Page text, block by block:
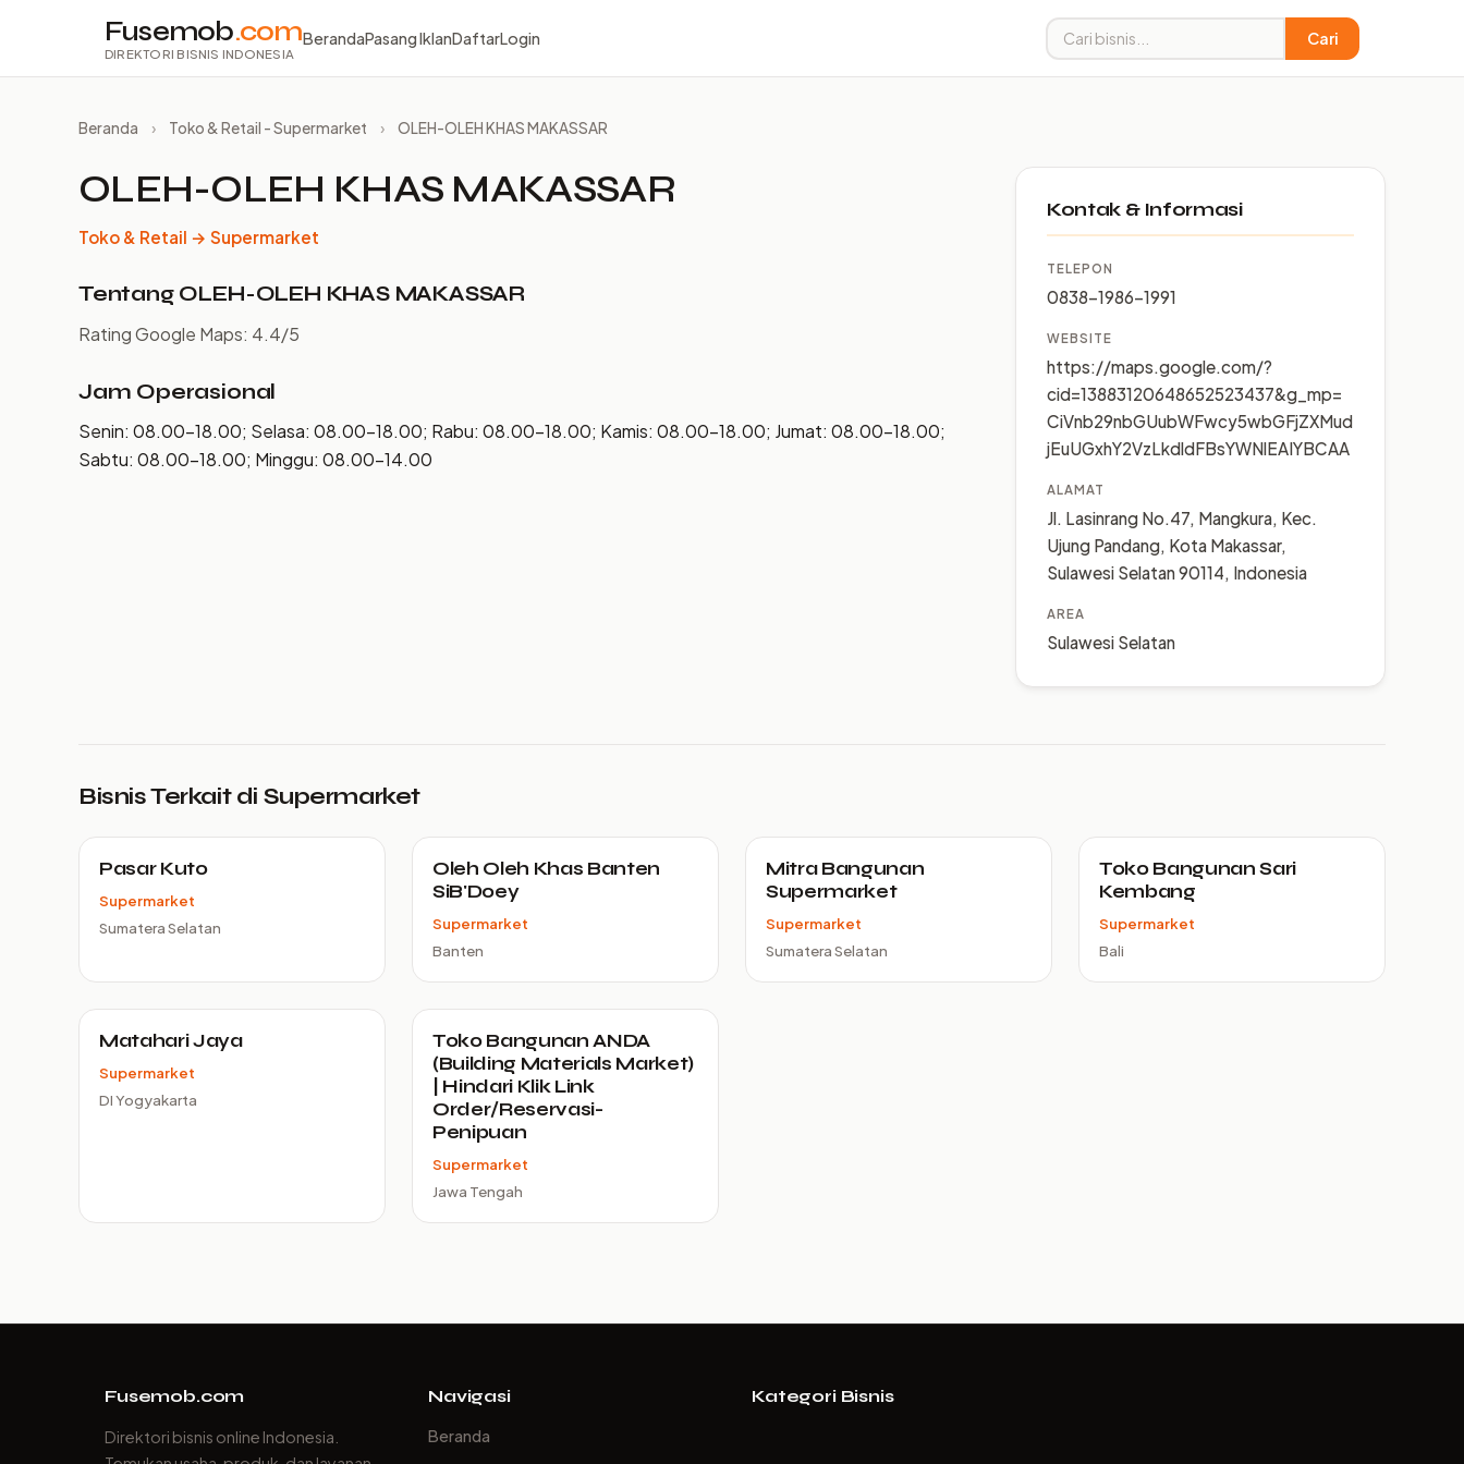
Fusemob.com
DIREKTORI BISNIS INDONESIA
BerandaPasang IklanDaftarLogin Cari
Beranda › Toko & Retail - Supermarket › OLEH-OLEH KHAS MAKASSAR
OLEH-OLEH KHAS MAKASSAR
Toko & Retail → Supermarket
Tentang OLEH-OLEH KHAS MAKASSAR
Rating Google Maps: 4.4/5
Jam Operasional
Senin: 08.00–18.00; Selasa: 08.00–18.00; Rabu: 08.00–18.00; Kamis: 08.00–18.00; Jumat: 08.00–18.00;
Sabtu: 08.00–18.00; Minggu: 08.00–14.00
Kontak & Informasi
TELEPON
0838-1986-1991
WEBSITE
https://maps.google.com/?
cid=13883120648652523437&g_mp=
CiVnb29nbGUubWFwcy5wbGFjZXMud
jEuUGxhY2VzLkdldFBsYWNlEAIYBCAA
ALAMAT
Jl. Lasinrang No.47, Mangkura, Kec.
Ujung Pandang, Kota Makassar,
Sulawesi Selatan 90114, Indonesia
AREA
Sulawesi Selatan
Bisnis Terkait di Supermarket
Pasar Kuto
Supermarket
Sumatera Selatan
Oleh Oleh Khas Banten
SiB'Doey
Supermarket
Banten
Mitra Bangunan
Supermarket
Supermarket
Sumatera Selatan
Toko Bangunan Sari
Kembang
Supermarket
Bali
Matahari Jaya
Supermarket
DI Yogyakarta
Toko Bangunan ANDA
(Building Materials Market)
| Hindari Klik Link
Order/Reservasi-
Penipuan
Supermarket
Jawa Tengah
Fusemob.com
Direktori bisnis online Indonesia.
Navigasi
Beranda
Kategori Bisnis